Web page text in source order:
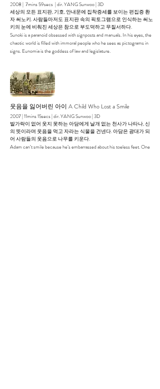
2008 | 7mins 59secs | dir. YANG Sunwoo | 3D
세상의 모든 표지판, 기호, 안내문에 집착증세를 보이는 편집증 환
자 써노키. 사람들마저도 표지판 속의 픽토그램으로 인식하는 써노
키의 눈에 비춰진 세상은 참으로 부도덕하고 무질서하다.
Sunoki is a paranoid obsessed with signposts and manuals. In his eyes, the
chaotic world is filled with immoral people who he sees as pictograms in
signs. Eunomia is the goddess of law and legislature.
웃음을 잃어버린 아이 A Child Who Lost a Smile
2007 | 11mins 15secs | dir. YANG Sunwoo | 3D
발가락이 없어 웃지 못하는 아담에게 날개 없는 천사가 나타나, 신
의 뜻이라며 웃음을 먹고 자라는 식물을 건넨다. 아담은 광대가 되
어 사람들의 웃음으로 나무를 키운다.
Adam can’t smile because he’s embarrassed about his toeless feet. One